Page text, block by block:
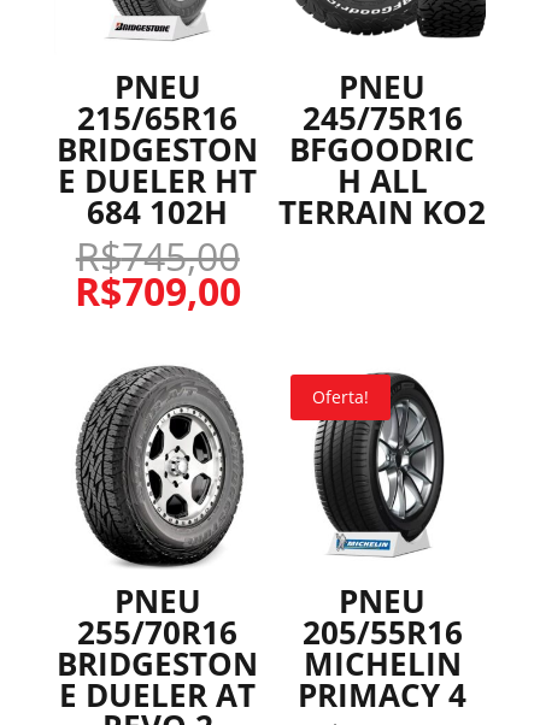
PNEU
215/65R16
BRIDGESTON
E DUELER HT
684 102H
R$745,00
R$709,00
PNEU
245/75R16
BFGOODRIC
H ALL
TERRAIN KO2
PNEU
255/70R16
BRIDGESTON
E DUELER AT
Oferta!
PNEU
205/55R16
MICHELIN
PRIMACY 4